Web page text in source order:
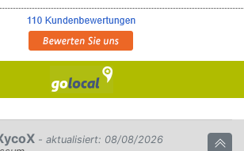
- aktualisiert: 08/08/2026